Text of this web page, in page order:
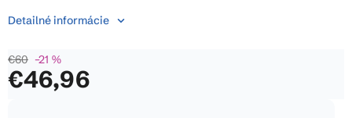
produktu
0,0
z
€60 –21 %
€46,96
Detailné informácie